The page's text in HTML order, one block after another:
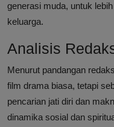
generasi muda, untuk
keluarga.
Analisis
Menurut pandangan
film drama biasa, tetapi
pencarian jati diri dan
dinamika sosial dan